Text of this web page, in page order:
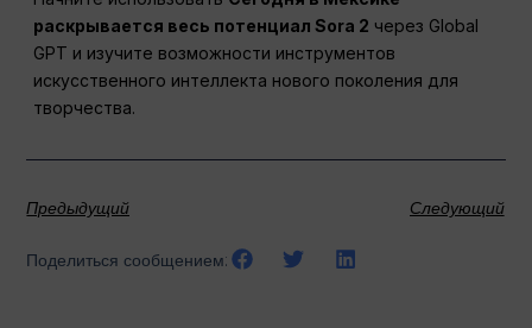
раскрывается весь потенциал Sora 2 через Global
GPT и изучите возможности инструментов
искусственного интеллекта нового поколения для
творчества.
Предыдущий Следующий
Поделиться сообщением: